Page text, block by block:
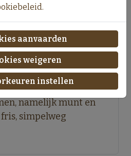
grote
namelijk munt en
simpelweg
aanvaarden
weigeren
instellen